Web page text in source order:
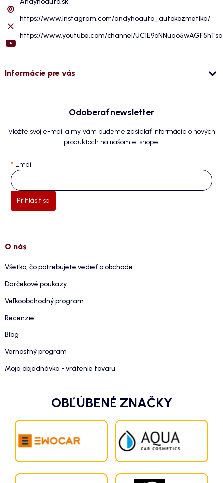
Andyhoauto.sk
https://www.instagram.com/andyhoauto_autokozmetika/
https://www.youtube.com/channel/
Informácie pre vás
Odoberať newsletter
Vložte svoj e-mail a my Vám budeme zasielať informácie o nových
produktoch na našom e-shope.
Email
Prihlásiť sa
O nás
Všetko, čo potrebujete vedieť o obchode
Darčekové poukazy
Veľkoobchodný program
Recenzie
Blog
Vernostný program
Moja objednávka - vrátenie tovaru
OBĽÚBENÉ ZNAČKY